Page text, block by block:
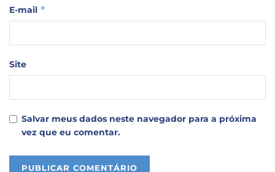
E-mail *
Site
Salvar meus dados neste navegador para a próxima
vez que eu comentar.